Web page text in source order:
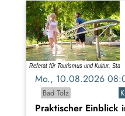
Mo., 10.08.2026
Bad Tölz
Praktischer Einblick